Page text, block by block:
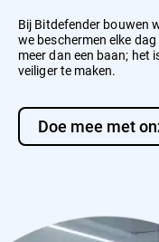
Bij Bitdefender bouwen
we beschermen elke
meer dan een baan; het
veiliger te maken.
Doe mee met